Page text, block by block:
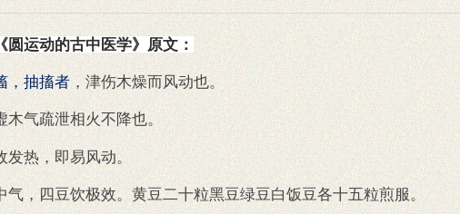
圆运动的古中医学》原文：
，抽搐者，津伤木燥而风动也。
木气疏泄相火不降也。
发热，即易风动。
气，四豆饮极效。黄豆二十粒黑豆绿豆白饭豆各十五粒煎服。